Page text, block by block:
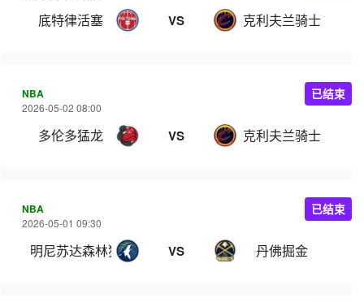
底特律活塞 VS 克利夫兰骑士
NBA
2026-05-02 08:00
多伦多猛龙 VS 克利夫兰骑士
已结束
NBA
2026-05-01 09:30
明尼苏达森林狼 VS 丹佛掘金
已结束